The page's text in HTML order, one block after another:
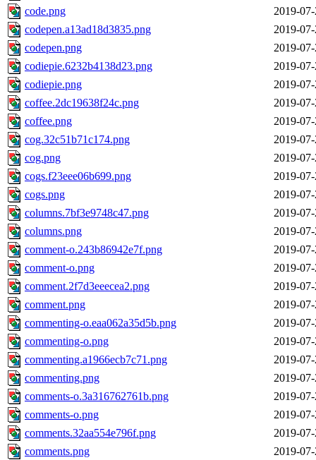
code.png
2019-
codepen.a13ad18d3835.png
2019-
codepen.png
2019-
codiepie.6232b4138d23.png
2019-
codiepie.png
2019-
coffee.2dc19638f24c.png
2019-
coffee.png
2019-
cog.32c51b71c174.png
2019-
cog.png
2019-
cogs.f23eee06b699.png
2019-
cogs.png
2019-
columns.7bf3e9748c47.png
2019-
columns.png
2019-
comment-o.243b86942e7f.png
2019-
comment-o.png
2019-
comment.2f7d3eeecea2.png
2019-
comment.png
2019-
commenting-o.eaa062a35d5b.png
2019-
commenting-o.png
2019-
commenting.a1966ecb7c71.png
2019-
commenting.png
2019-
comments-o.3a316762761b.png
2019-
comments-o.png
2019-
comments.32aa554e796f.png
2019-
comments.png
2019-